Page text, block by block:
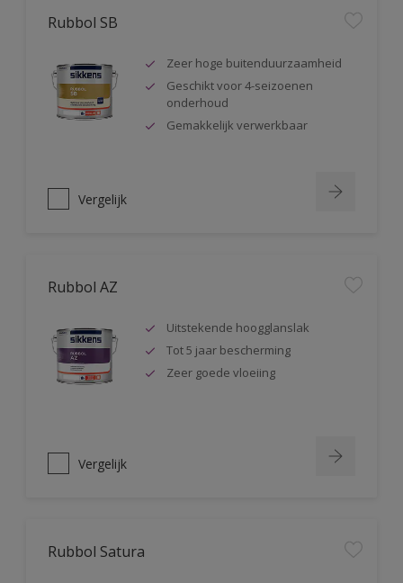
Rubbol SB
Zeer hoge buitenduurzaamheid
Geschikt voor 4-seizoenen
onderhoud
Gemakkelijk verwerkbaar
Vergelijk
Rubbol AZ
Uitstekende hoogglanslak
Tot 5 jaar bescherming
Zeer goede vloeiing
Vergelijk
Rubbol Satura